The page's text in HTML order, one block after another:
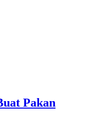
Pakan